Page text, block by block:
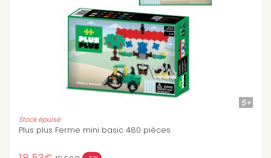
480 pièces Plus plus Chevaux mini